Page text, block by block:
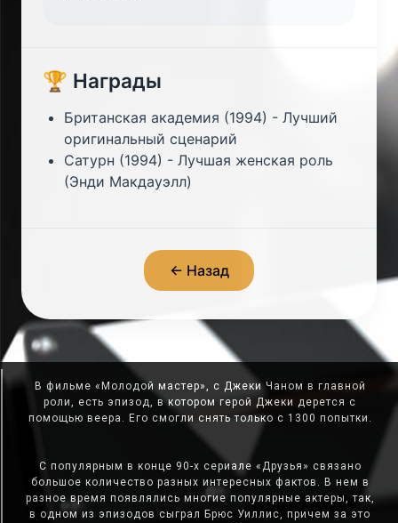
🏆 Награды
Британская академия (1994) - Лучший
оригинальный сценарий
Сатурн (1994) - Лучшая женская роль
(Энди Макдауэлл)
← Назад
В фильме «Молодой мастер», с Джеки Чаном в главной
роли, есть эпизод, в котором герой Джеки дерется с
помощью веера. Его смогли снять только с 1300 попытки.
С популярным в конце 90-х сериале «Друзья» связано
большое количество разных интересных фактов. В нем в
разное время появлялись многие популярные актеры, так,
в одном из эпизодов сыграл Брюс Уиллис, причем за это